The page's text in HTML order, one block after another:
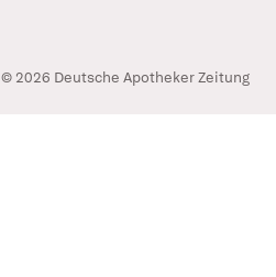
© 2026 Deutsche Apotheker Zeitung